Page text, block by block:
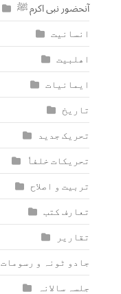
آنحضور نبی اکرم ﷺ
انسانیت
اھلبیت
ایمانیات
تاریخ
تحریک جدید
تحریکات خلفاٗ
تربیت و اصلاح
تعارف کتب
تقاریر
جادو ٹونہ و رسومات
جلسہ سالانہ